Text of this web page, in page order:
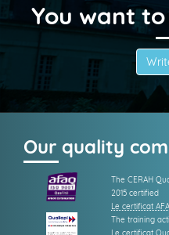
You want
Our quality
The CERAH
2015 certified
Le certificat
The training